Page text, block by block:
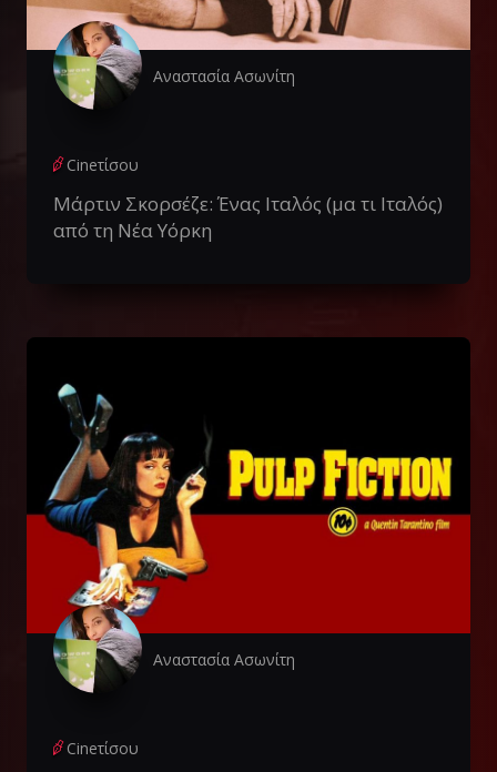
Αναστασία Ασωνίτη
Cineτίσου
Μάρτιν Σκορσέζε: Ένας Ιταλός (μα τι Ιταλός)
από τη Νέα Υόρκη
Αναστασία Ασωνίτη
Cineτίσου